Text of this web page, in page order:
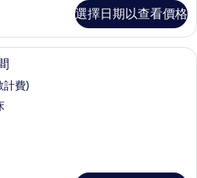
選擇日期以查看價格
客房內保險箱、書桌、遮光布/窗簾、
計費)